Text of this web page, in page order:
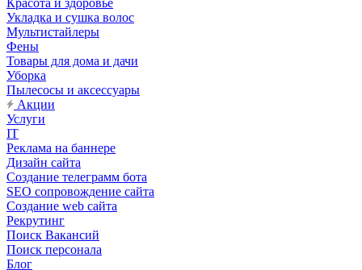
Красота и здоровье
Укладка и сушка волос
Мультистайлеры
Фены
Товары для дома и дачи
Уборка
Пылесосы и аксессуары
Акции
Услуги
IT
Реклама на баннере
Дизайн сайта
Создание телеграмм бота
SEO сопровождение сайта
Создание web сайта
Рекрутинг
Поиск Вакансий
Поиск персонала
Блог